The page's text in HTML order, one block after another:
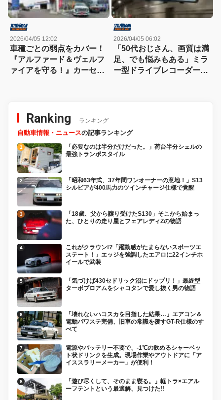
2026/04/05 12:02
車種ごとの弱点をカバー！
『アルファード＆ヴェルフ
ァイアを守る！』カーセキ
2026/04/05 06:02
「50代おじさん、画質は満
足、でも悩みもある」ミラ
ー型ドライブレコーダー、
Ranking ランキング
自動車情報・ニュースの記事ランキング
「必要なのは半分だけだった。」荷台半分シェルの
最強トランポスタイル
「昭和63年式、37年間ワンオーナーの意地！」S13
シルビアが400馬力のツインチャージ仕様で覚醒
「18歳、父から譲り受けたS130」そこから始まっ
た、ひとりの走り屋とフェアレディZの物語
これがクラウン!?「躍動感がたまらないスポーツエ
ステート！」エッジを強調したエアロに22インチホ
イールで武装
「気づけば430セドリック沼にドップリ！」最終型
ターボブロアムをシャコタンで愛し抜く男の物語
「壊れないハコスカを目指した結果…」エアコン＆
電動パワステ完備、旧車の常識を覆すGT-R仕様のす
べて
電源やバッテリー不要で、-1℃の飲めるシャーベッ
ト状ドリンクを生成。現場作業やアウトドアに「ア
イススラリーメーカー」が便利！
「遊び尽くして、そのまま寝る。」軽トラ×エアル
ーフテントという最適解、見つけた!!